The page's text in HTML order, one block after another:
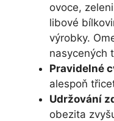
ovoce,
libové
výrobky.
nasycených
Pravidelné
alespoň
Udržování
obezita